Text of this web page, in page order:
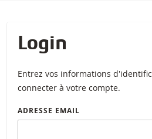
Login
Entrez vos informations
connecter à votre compte.
ADRESSE EMAIL